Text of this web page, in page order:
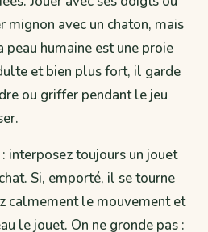
mignon avec un chaton, mais
humaine est une proie
et bien plus fort, il garde
ou griffer pendant le jeu
interposez toujours un jouet
Si, emporté, il se tourne
calmement le mouvement et
le jouet. On ne gronde pas :